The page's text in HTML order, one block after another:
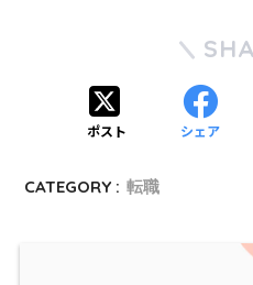
ポスト シェア
CATEGORY : 転職